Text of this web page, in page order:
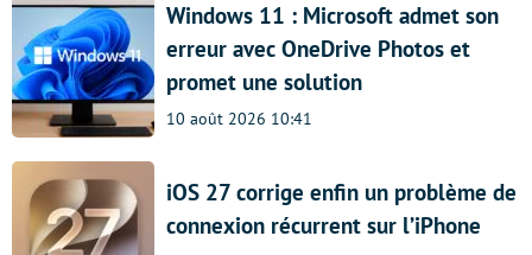
Windows 11 : Microsoft admet son
erreur avec OneDrive Photos et
promet une solution
10 août 2026 10:41
iOS 27 corrige enfin un problème de
connexion récurrent sur l’iPhone